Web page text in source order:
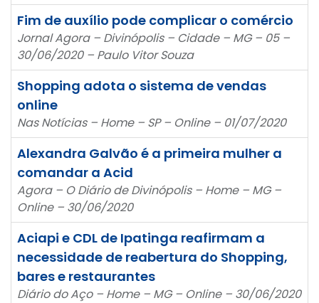
Fim de auxílio pode complicar o comércio
Jornal Agora – Divinópolis – Cidade – MG – 05 –
30/06/2020 – Paulo Vitor Souza
Shopping adota o sistema de vendas
online
Nas Notícias – Home – SP – Online – 01/07/2020
Alexandra Galvão é a primeira mulher a
comandar a Acid
Agora – O Diário de Divinópolis – Home – MG –
Online – 30/06/2020
Aciapi e CDL de Ipatinga reafirmam a
necessidade de reabertura do Shopping,
bares e restaurantes
Diário do Aço – Home – MG – Online – 30/06/2020